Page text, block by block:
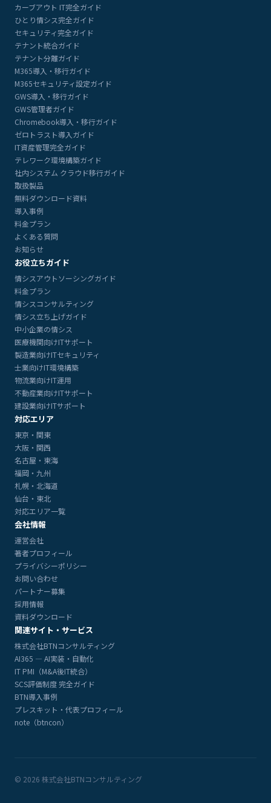
カーブアウト IT完全ガイド
ひとり情シス完全ガイド
セキュリティ完全ガイド
テナント統合ガイド
テナント分離ガイド
M365導入・移行ガイド
M365セキュリティ設定ガイド
GWS導入・移行ガイド
GWS管理者ガイド
Chromebook導入・移行ガイド
ゼロトラスト導入ガイド
IT資産管理完全ガイド
テレワーク環境構築ガイド
社内システム クラウド移行ガイド
取扱製品
無料ダウンロード資料
導入事例
料金プラン
よくある質問
お知らせ
お役立ちガイド
情シスアウトソーシングガイド
料金プラン
情シスコンサルティング
情シス立ち上げガイド
中小企業の情シス
医療機関向けITサポート
製造業向けITセキュリティ
士業向けIT環境構築
物流業向けIT運用
不動産業向けITサポート
建設業向けITサポート
対応エリア
東京・関東
大阪・関西
名古屋・東海
福岡・九州
札幌・北海道
仙台・東北
対応エリア一覧
会社情報
運営会社
著者プロフィール
プライバシーポリシー
お問い合わせ
パートナー募集
採用情報
資料ダウンロード
関連サイト・サービス
株式会社BTNコンサルティング
AI365 — AI実装・自動化
IT PMI（M&A後IT統合）
SCS評価制度 完全ガイド
BTN導入事例
プレスキット・代表プロフィール
note（btncon）
© 2026 株式会社BTNコンサルティング